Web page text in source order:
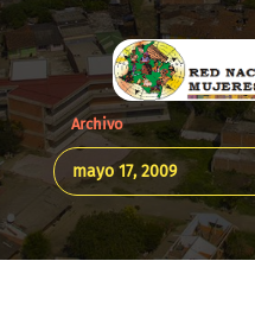
Archivo
mayo 17, 2009